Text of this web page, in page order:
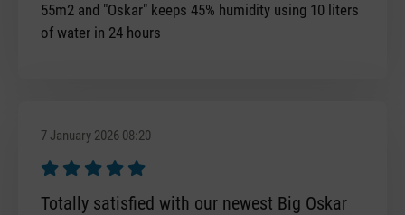
55m2 and "Oskar" keeps 45% humidity using 10 liters
of water in 24 hours
7 January 2026 08:20
Review with rating of 5 out of 5 stars
Totally satisfied with our newest Big Oskar